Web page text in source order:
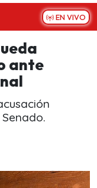
EN VIVO
ante